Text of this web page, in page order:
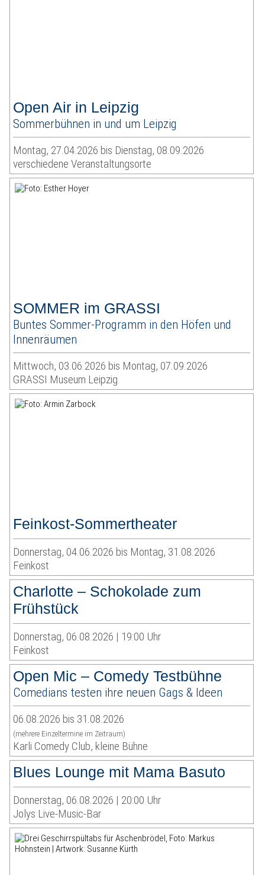
Open Air in Leipzig
Sommerbühnen in und um Leipzig
Montag, 27.04.2026 bis Dienstag, 08.09.2026
verschiedene Veranstaltungsorte
SOMMER im GRASSI
Buntes Sommer-Programm in den Höfen und
Innenräumen
Mittwoch, 03.06.2026 bis Montag, 07.09.2026
GRASSI Museum Leipzig
Feinkost-Sommertheater
Donnerstag, 04.06.2026 bis Montag, 31.08.2026
Feinkost
Charlotte – Schokolade zum
Frühstück
Donnerstag, 06.08.2026 | 19:00 Uhr
Feinkost
Open Mic – Comedy Testbühne
Comedians testen ihre neuen Gags & Ideen
06.08.2026 bis 31.08.2026
(mehrere Einzeltermine im Zeitraum)
Karli Comedy Club, kleine Bühne
Blues Lounge mit Mama Basuto
Donnerstag, 06.08.2026 | 20:00 Uhr
Jolys Live-Music-Bar